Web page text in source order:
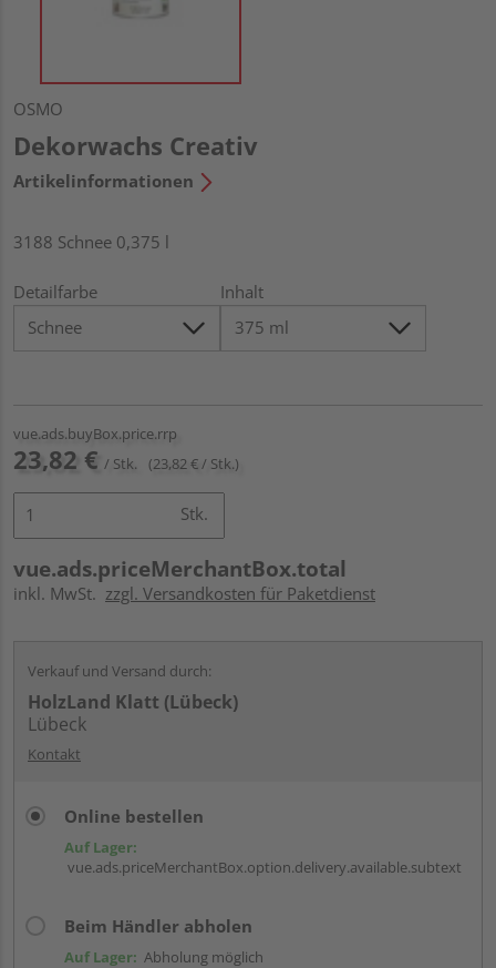
OSMO
Dekorwachs Creativ
Artikelinformationen
3188 Schnee 0,375 l
Detailfarbe Inhalt
vue.ads.buyBox.price.rrp
23,82 € / Stk. (23,82 € / Stk.)
Stk.
vue.ads.priceMerchantBox.total
inkl. MwSt. zzgl. Versandkosten für Paketdienst
Verkauf und Versand durch:
HolzLand Klatt (Lübeck)
Lübeck
Kontakt
Online bestellen
Auf Lager:
vue.ads.priceMerchantBox.option.delivery.available.subtext
Beim Händler abholen
Auf Lager: Abholung möglich